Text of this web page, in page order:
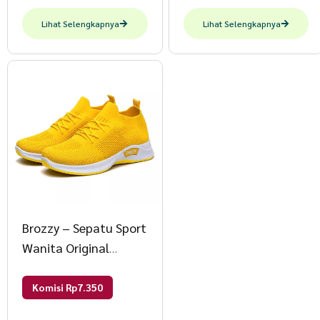
Lihat Selengkapnya Lihat Selengkapnya
Brozzy – Sepatu Sport
Wanita Original
Rajut Olahraga 38
Komisi Rp7.350